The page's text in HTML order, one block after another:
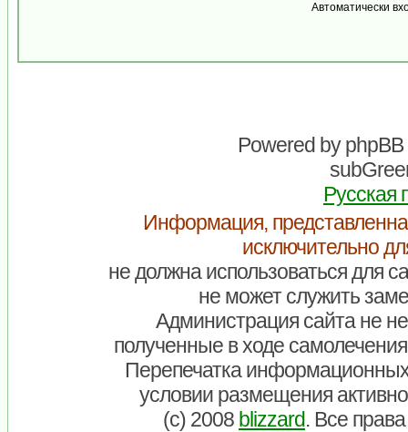
Автоматически
Powered byphpBB
Русская
Информация,
исключительно
не должна использоваться для
не может служить
Администрация сайта не
полученные в ходе
Перепечатка
условии размещения
(c) 2008 blizzard. Все